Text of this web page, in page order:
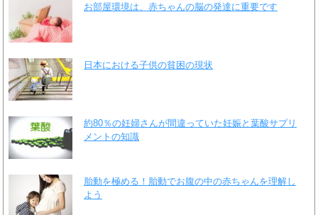
お部屋環境は、赤ちゃんの脳の発達に重要です
日本における子供の貧困の現状
約80％の妊婦さんが間違っていた妊娠と葉酸サプリ
メントの知識
胎動を極める！胎動でお腹の中の赤ちゃんを理解し
よう